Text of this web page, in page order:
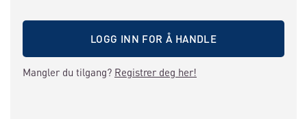
LOGG INN FOR Å HANDLE
Mangler du tilgang? Registrer deg her!